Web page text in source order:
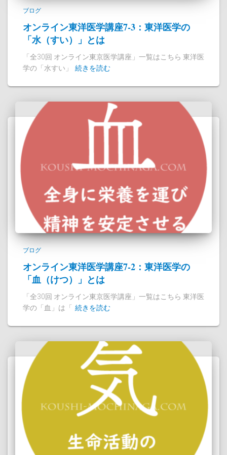
ブログ
オンライン東洋医学講座7-3：東洋医学の
「水（すい）」とは
「全30回 オンライン東京医学講座」一覧はこちら 東洋医
学の「水すい」
続きを読む
ブログ
オンライン東洋医学講座7-2：東洋医学の
「血（けつ）」とは
「全30回 オンライン東京医学講座」一覧はこちら 東洋医
学の「血」は「
続きを読む